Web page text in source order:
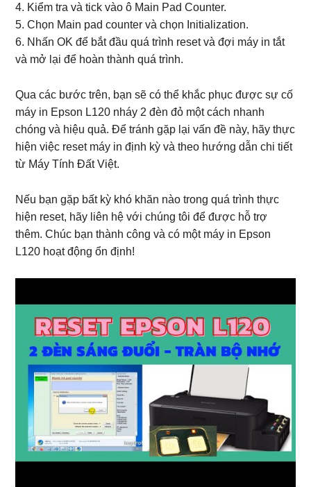
4. Kiểm tra và tick vào ô Main Pad Counter.
5. Chọn Main pad counter và chọn Initialization.
6. Nhấn OK để bắt đầu quá trình reset và đợi máy in tắt
và mở lại để hoàn thành quá trình.
Qua các bước trên, bạn sẽ có thể khắc phục được sự cố
máy in Epson L120 nháy 2 đèn đỏ một cách nhanh
chóng và hiệu quả. Để tránh gặp lại vấn đề này, hãy thực
hiện việc reset máy in định kỳ và theo hướng dẫn chi tiết
từ Máy Tính Đất Việt.
Nếu bạn gặp bất kỳ khó khăn nào trong quá trình thực
hiện reset, hãy liên hệ với chúng tôi để được hỗ trợ
thêm. Chúc bạn thành công và có một máy in Epson
L120 hoạt động ổn định!